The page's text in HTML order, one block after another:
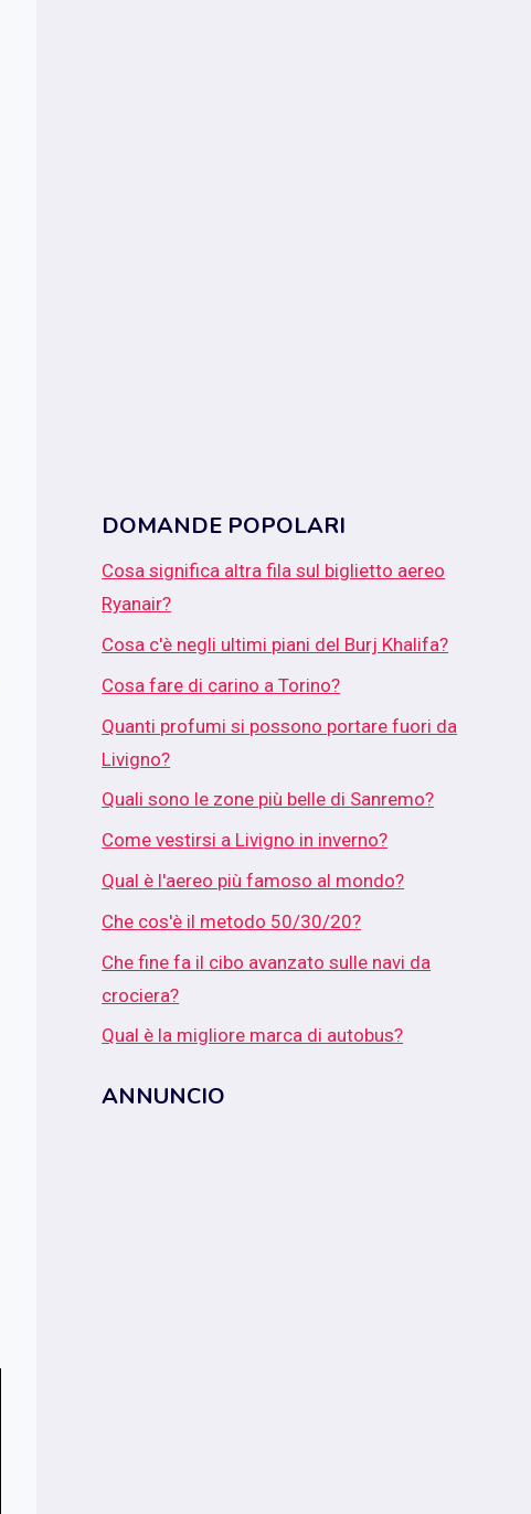
DOMANDE POPOLARI
Cosa significa altra fila sul biglietto aereo
Ryanair?
Cosa c'è negli ultimi piani del Burj Khalifa?
Cosa fare di carino a Torino?
Quanti profumi si possono portare fuori da
Livigno?
Quali sono le zone più belle di Sanremo?
Come vestirsi a Livigno in inverno?
Qual è l'aereo più famoso al mondo?
Che cos'è il metodo 50/30/20?
Che fine fa il cibo avanzato sulle navi da
crociera?
Qual è la migliore marca di autobus?
ANNUNCIO